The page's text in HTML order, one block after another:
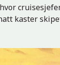
kaster